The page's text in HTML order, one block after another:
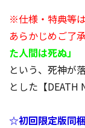
※仕様・特典等
あらかじめご了
た人間は死ぬ」
という、死神が
とした【
☆初回限定版同